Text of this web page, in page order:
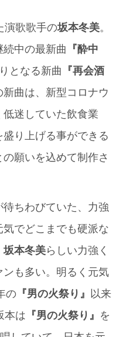
演歌歌手の坂本冬美。
中の最新曲
『酔中
となる新曲
『再会酒
曲は、新型コロナウ
迷していた飲食業
り上げる事ができる
願いを込めて制作さ
ちわびていた、力強
でどこまでも硬派な
坂本冬美らしい力強く
も多い。明るく元気
の 『男の火祭り』
以来
本は 『男の火祭り』 を